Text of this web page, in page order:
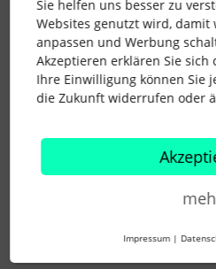
Ich bin davon ausgegangen,
angelegte Wegbeschreibung zur
stellt.
Sie helfen uns besser zu
Websites genutzt wird,
anpassen und Werbung
Akzeptieren erklären Sie
Ihre Einwilligung können Sie
die Zukunft widerrufen oder
Impressum |